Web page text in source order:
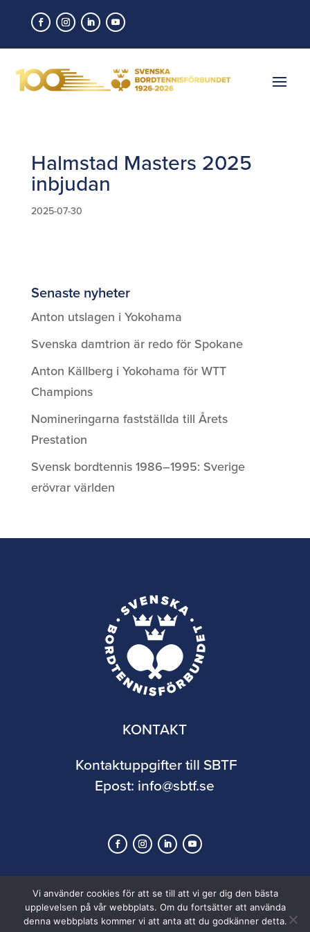
Halmstad Masters 2025
inbjudan
2025-07-30
Senaste nyheter
Anton utslagen i Yokohama
Svenska damtrion är redo för Spokane
Anton Källberg i Yokohama för WTT
Champions
Nomineringarna fastställda till Årets
Prestation
Svensk bordtennis 1986–1995: Sverige
erövrar världen
KONTAKT
Kontaktuppgifter till SBTF
Epost: info@sbtf.se
© 2026 Svenska Bordtennisförbundet
Vi använder cookies för att se till att vi ger dig den bästa
upplevelsen på vår webbplats. Om du fortsätter att använda
denna webbplats kommer vi att anta att du godkänner detta.